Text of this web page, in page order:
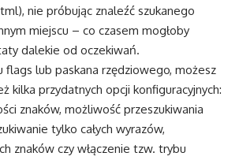
nie próbując znaleźć szukanego
miejscu – co czasem mogłoby
dalekie od oczekiwań.
flags lub paskana rzędziowego, możesz
kilka przydatnych opcji konfiguracyjnych:
znaków, możliwość przeszukiwania
tylko całych wyrazów,
znaków czy włączenie tzw. trybu